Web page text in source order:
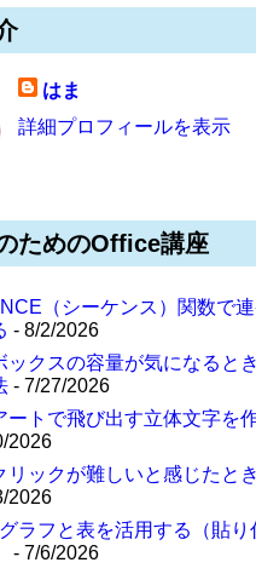
はま
詳細プロフィールを表示
ためのOffice講座
（シーケンス）関数で
- 8/2/2026
ックスの容量が気になると
- 7/27/2026
ートで飛び出す立体文字を
2026
リックが難しいと感じたと
2026
ラフと表を活用する（貼り
- 7/6/2026